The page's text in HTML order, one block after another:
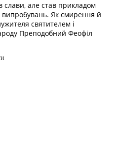
але став прикладом
випробувань. Як смирення й
святителем і
Преподобний Феофіл